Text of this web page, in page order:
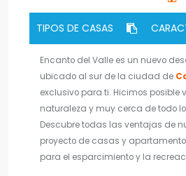
TIPOS DE CASAS
Encanto del Valle es un nuevo
ubicado al sur de la ciudad de
exclusivo para ti. Hicimos posible
naturaleza y muy cerca de todo
Descubre todas las ventajas de
proyecto de casas y
para el esparcimiento y la